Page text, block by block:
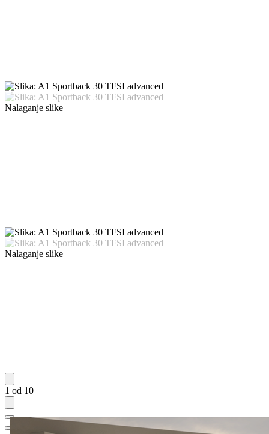
Nalaganje slike
Nalaganje slike
1 od 10